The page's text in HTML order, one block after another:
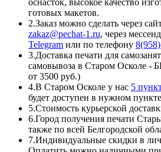
оснасток, высокое качество
готовых макетов.
2.Заказ можно сделать через
zakaz@pechat-1.ru, через
Telegram или по телефону
3.Доставка печати для
самовывоза в Старом Осколе
от 3500 руб.)
4.В Старом Осколе у нас 5
будет доступен в нужном
5.Стоимость курьерской
6.Город получения печати
также по всей Белгородской
7.Индивидуальные скидки в